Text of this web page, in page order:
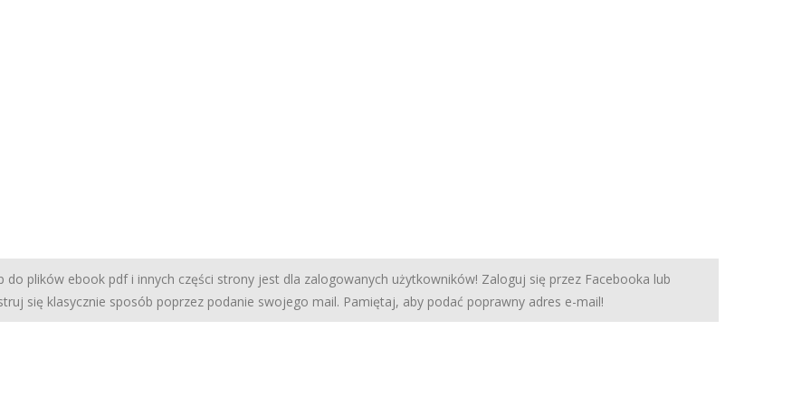
do plików ebook pdf i innych części strony jest dla zalogowanych użytkowników! Zaloguj się przez Facebooka lub
się klasycznie sposób poprzez podanie swojego mail. Pamiętaj, aby podać poprawny adres e-mail!